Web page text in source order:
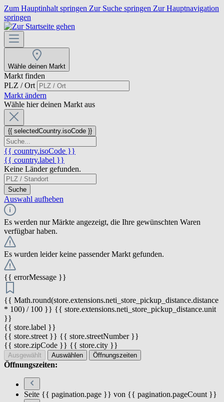
Zum Hauptinhalt springen Zur Suche springen Zur Hauptnavigation
springen
Wähle deinen Markt
Markt finden
PLZ / Ort
Markt ändern
Wähle hier deinen Markt aus
{{ selectedCountry.isoCode }}
{{ country.isoCode }}
{{ country.label }}
Keine Länder gefunden.
Suche
Auswahl aufheben
Es werden nur Märkte angezeigt, die Ihre gewünschten Waren
verfügbar haben.
Es wurden leider keine passender Markt gefunden.
{{ errorMessage }}
{{ Math.round(store.extensions.neti_store_pickup_distance.distance
* 100) / 100 }} {{ store.extensions.neti_store_pickup_distance.unit
}}
{{ store.label }}
{{ store.street }} {{ store.streetNumber }}
{{ store.zipCode }} {{ store.city }}
Ausgewählt Auswählen Öffnungszeiten
Öffnungszeiten:
Seite {{ pagination.page }} von {{ pagination.pageCount }}